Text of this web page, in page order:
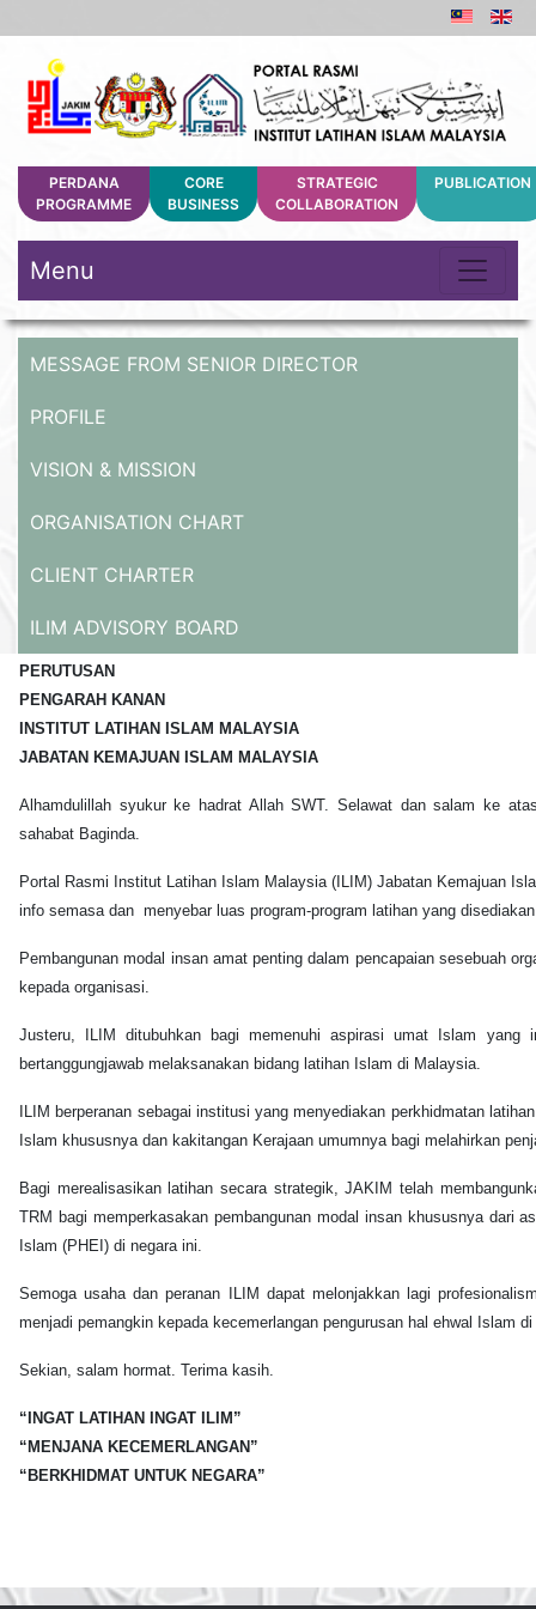
PERDANA
PROGRAMME
CORE
BUSINESS
STRATEGIC
COLLABORATION
PUBLICATION
Menu
MESSAGE FROM SENIOR DIRECTOR
PROFILE
VISION & MISSION
ORGANISATION CHART
CLIENT CHARTER
ILIM ADVISORY BOARD
PERUTUSAN
PENGARAH KANAN
INSTITUT LATIHAN ISLAM MALAYSIA
JABATAN KEMAJUAN ISLAM MALAYSIA
Alhamdulillah syukur ke hadrat Allah SWT. Selawat dan salam ke
sahabat Baginda.
Portal Rasmi Institut Latihan Islam Malaysia (ILIM) Jabatan Kemajuan
info semasa dan menyebar luas program-program latihan yang
Pembangunan modal insan amat penting dalam pencapaian sesebuah
kepada organisasi.
Justeru, ILIM ditubuhkan bagi memenuhi aspirasi umat Islam yang
bertanggungjawab melaksanakan bidang latihan Islam di Malaysia.
ILIM berperanan sebagai institusi yang menyediakan perkhidmatan
Islam khususnya dan kakitangan Kerajaan umumnya bagi melahirkan
Bagi merealisasikan latihan secara strategik, JAKIM telah
TRM bagi memperkasakan pembangunan modal insan khususnya dari
Islam (PHEI) di negara ini.
Semoga usaha dan peranan ILIM dapat melonjakkan lagi
menjadi pemangkin kepada kecemerlangan pengurusan hal ehwal Islam
Sekian, salam hormat. Terima kasih.
“INGAT LATIHAN INGAT ILIM”
“MENJANA KECEMERLANGAN”
“BERKHIDMAT UNTUK NEGARA”